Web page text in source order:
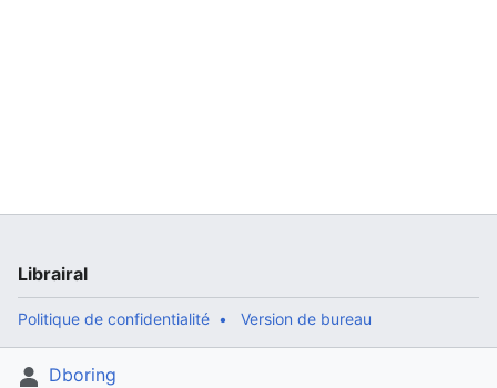
Dboring
Librairal
Politique de confidentialité Version de bureau